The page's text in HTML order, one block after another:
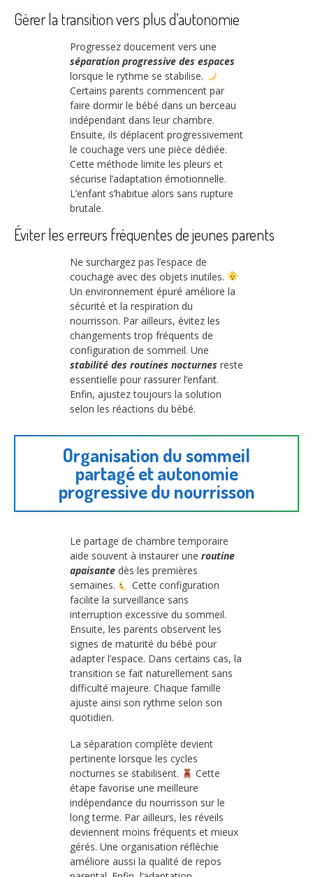
Gérer la transition vers plus d’autonomie
Progressez doucement vers une
séparation progressive des espaces
lorsque le rythme se stabilise.
Certains parents commencent par
faire dormir le bébé dans un berceau
indépendant dans leur chambre.
Ensuite, ils déplacent progressivement
le couchage vers une pièce dédiée.
Cette méthode limite les pleurs et
sécurise l’adaptation émotionnelle.
L’enfant s’habitue alors sans rupture
brutale.
Éviter les erreurs fréquentes de jeunes parents
Ne surchargez pas l’espace de
couchage avec des objets inutiles.
Un environnement épuré améliore la
sécurité et la respiration du
nourrisson. Par ailleurs, évitez les
changements trop fréquents de
configuration de sommeil. Une
stabilité des routines nocturnes reste
essentielle pour rassurer l’enfant.
Enfin, ajustez toujours la solution
selon les réactions du bébé.
Organisation du sommeil
partagé et autonomie
progressive du nourrisson
Le partage de chambre temporaire
aide souvent à instaurer une routine
apaisante dès les premières
semaines.
Cette configuration
facilite la surveillance sans
interruption excessive du sommeil.
Ensuite, les parents observent les
signes de maturité du bébé pour
adapter l’espace. Dans certains cas, la
transition se fait naturellement sans
difficulté majeure. Chaque famille
ajuste ainsi son rythme selon son
quotidien.
La séparation complète devient
pertinente lorsque les cycles
nocturnes se stabilisent.
Cette
étape favorise une meilleure
indépendance du nourrisson sur le
long terme. Par ailleurs, les réveils
deviennent moins fréquents et mieux
gérés. Une organisation réfléchie
améliore aussi la qualité de repos